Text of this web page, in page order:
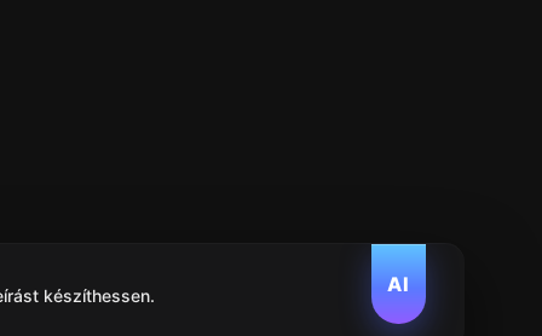
AI
készíthessen.